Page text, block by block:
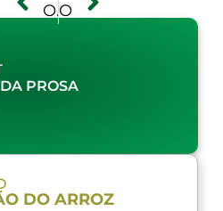
PROSA
DO ARROZ
Ouça o balanço que o Diretor Jurídico da Federarroz faz das reuniões sobre endividamento do arrozeiro Ouça o depoimento da ouvinte Marlene Feijó sobre o encerramento do programa Hora da Prosa